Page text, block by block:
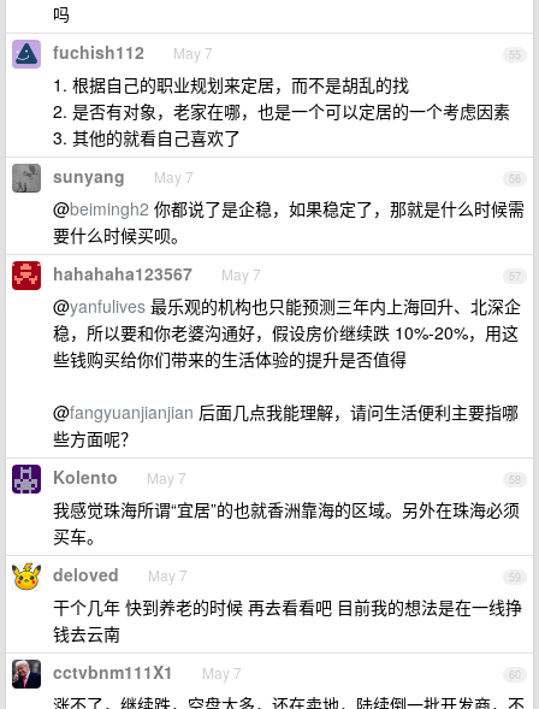
吗
55
fuchish112 May 7
1. 根据自己的职业规划来定居，而不是胡乱的找
2. 是否有对象，老家在哪，也是一个可以定居的一个考虑因素
3. 其他的就看自己喜欢了
56
sunyang May 7
@beimingh2 你都说了是企稳，如果稳定了，那就是什么时候需
要什么时候买呗。
57
hahahaha123567 May 7
@yanfulives 最乐观的机构也只能预测三年内上海回升、北深企
稳，所以要和你老婆沟通好，假设房价继续跌 10%-20%，用这
些钱购买给你们带来的生活体验的提升是否值得
@fangyuanjianjian 后面几点我能理解，请问生活便利主要指哪
些方面呢？
58
Kolento May 7
我感觉珠海所谓“宜居”的也就香洲靠海的区域。另外在珠海必须
买车。
59
deloved May 7
干个几年 快到养老的时候 再去看看吧 目前我的想法是在一线挣
钱去云南
60
cctvbnm111X1 May 7
涨不了，继续跌，空盘太多，还在卖地，陆续倒一批开发商，不